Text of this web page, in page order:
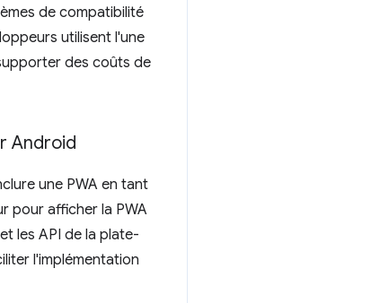
de compatibilité
utilisent l'une
des coûts de
Android
une PWA en tant
pour afficher la PWA
les API de la plate-
l'implémentation